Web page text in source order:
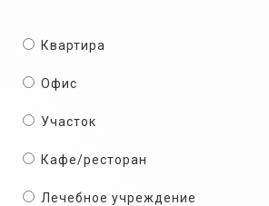
Квартира
Офис
Участок
Кафе/ресторан
Лечебное учреждение